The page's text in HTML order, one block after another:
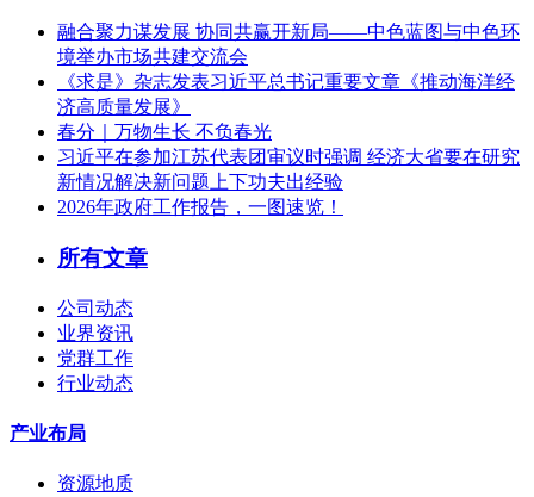
融合聚力谋发展 协同共赢开新局——中色蓝图与中色环
境举办市场共建交流会
《求是》杂志发表习近平总书记重要文章《推动海洋经
济高质量发展》
春分｜万物生长 不负春光
习近平在参加江苏代表团审议时强调 经济大省要在研究
新情况解决新问题上下功夫出经验
2026年政府工作报告，一图速览！
所有文章
公司动态
业界资讯
党群工作
行业动态
产业布局
资源地质